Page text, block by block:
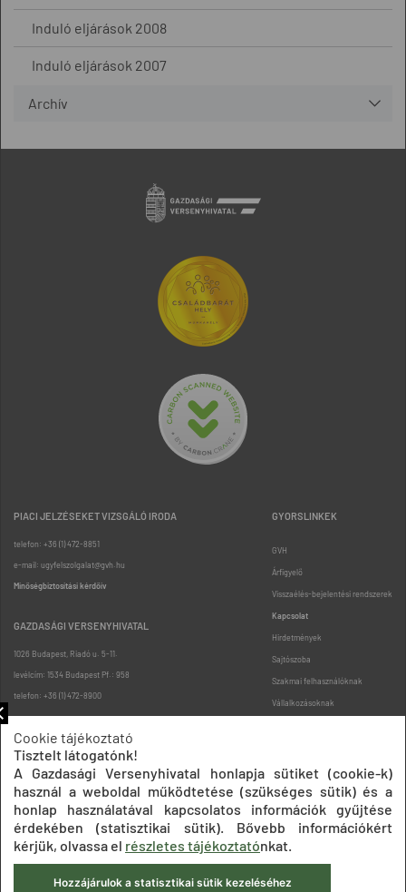
Induló eljárások 2008
Induló eljárások 2007
Archív
PIACI JELZÉSEKET VIZSGÁLÓ IRODA
telefon: +36 (1) 472-8851
e-mail: ugyfelszolgalat@gvh.hu
Minőségbiztosítási kérdőív
GAZDASÁGI VERSENYHIVATAL
1026 Budapest, Riadó u. 5-11.
levélcím: 1534 Budapest Pf.: 958
telefon: +36 (1) 472-8900
GYORSLINKEK
GVH
Árfigyelő
Visszaélés-bejelentési rendszerek
Kapcsolat
Hirdetmények
Sajtószoba
Szakmai felhasználóknak
Vállalkozásoknak
Oldaltérkép
Cookie tájékoztató
Tisztelt látogatónk!
A Gazdasági Versenyhivatal honlapja sütiket (cookie-k)
használ a weboldal működtetése (szükséges sütik) és a
honlap használatával kapcsolatos információk gyűjtése
érdekében (statisztikai sütik). Bővebb információkért
kérjük, olvassa el részletes tájékoztatónkat.
Hozzájárulok a statisztikai sütik kezeléséhez